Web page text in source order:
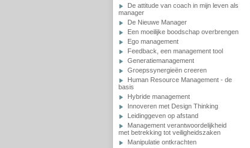
De attitude van coach in mijn leven als
manager
De Nieuwe Manager
Een moeilijke boodschap overbrengen
Ego management
Feedback, een management tool
Generatiemanagement
Groepssynergieën creeren
Human Resource Management - de
basis
Hybride management
Innoveren met Design Thinking
Leidinggeven op afstand
Management verantwoordelijkheid
met betrekking tot veiligheidszaken
Manipulatie ontkrachten